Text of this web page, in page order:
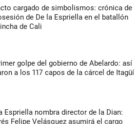
cargado de simbolismos: crónica de
de De la Espriella en el batallón
de Cali
golpe del gobierno de Abelardo: así
a los 117 capos de la cárcel de Itagüí
Espriella nombra director de la Dian:
Felipe Velásquez asumirá el cargo